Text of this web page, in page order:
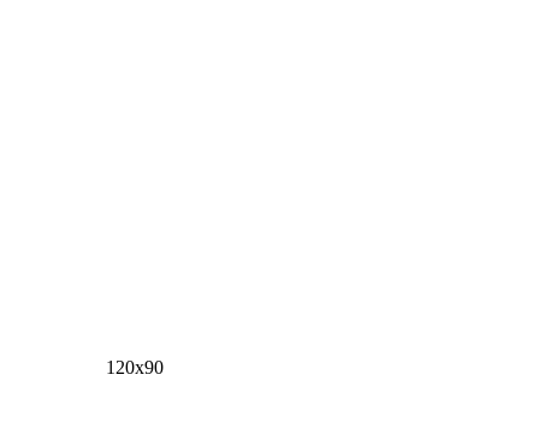
120х90